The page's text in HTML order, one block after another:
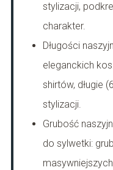
stylizacji,
charakter.
Długości
eleganckich
shirtów, długie
stylizacji.
Grubość
do sylwetki: